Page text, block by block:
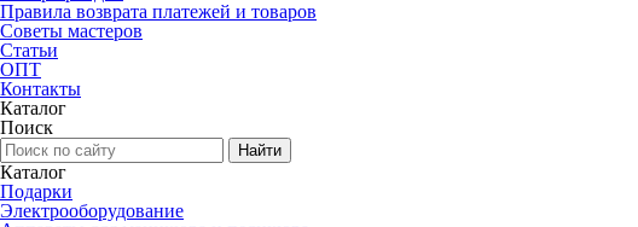
Правила возврата платежей и товаров
Советы мастеров
Статьи
ОПТ
Контакты
Каталог
Поиск
Каталог
Подарки
Электро­оборудование